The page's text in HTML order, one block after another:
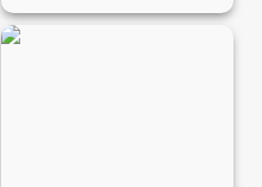
Ταξίδι στην Κοπεγχάγη →